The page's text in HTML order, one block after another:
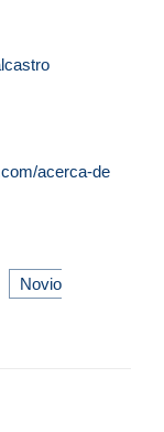
acerca-de
Novio